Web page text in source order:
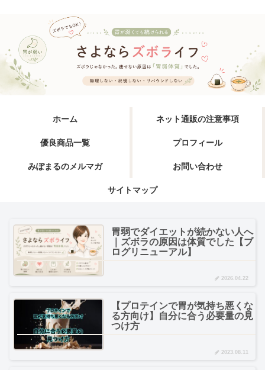
ホーム ネット通販の注意事項
優良商品一覧 プロフィール
みぽまるのメルマガ お問い合わせ
サイトマップ
胃弱でダイエットが続かない人へ
｜ズボラの原因は体質でした【ブ
ログリニューアル】
2026.04.22
【プロテインで胃が気持ち悪くな
る方向け】自分に合う必要量の見
つけ方
2023.08.11